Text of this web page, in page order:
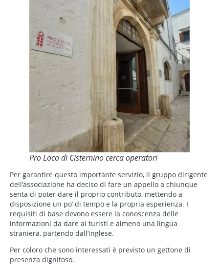
Pro Loco di Cisternino cerca operatori
Per garantire questo importante servizio, il gruppo dirigente
dell’associazione ha deciso di fare un appello a chiunque
senta di poter dare il proprio contributo, mettendo a
disposizione un po’ di tempo e la propria esperienza. I
requisiti di base devono essere la conoscenza delle
informazioni da dare ai turisti e almeno una lingua
straniera, partendo dall’inglese.
Per coloro che sono interessati è previsto un gettone di
presenza dignitoso.